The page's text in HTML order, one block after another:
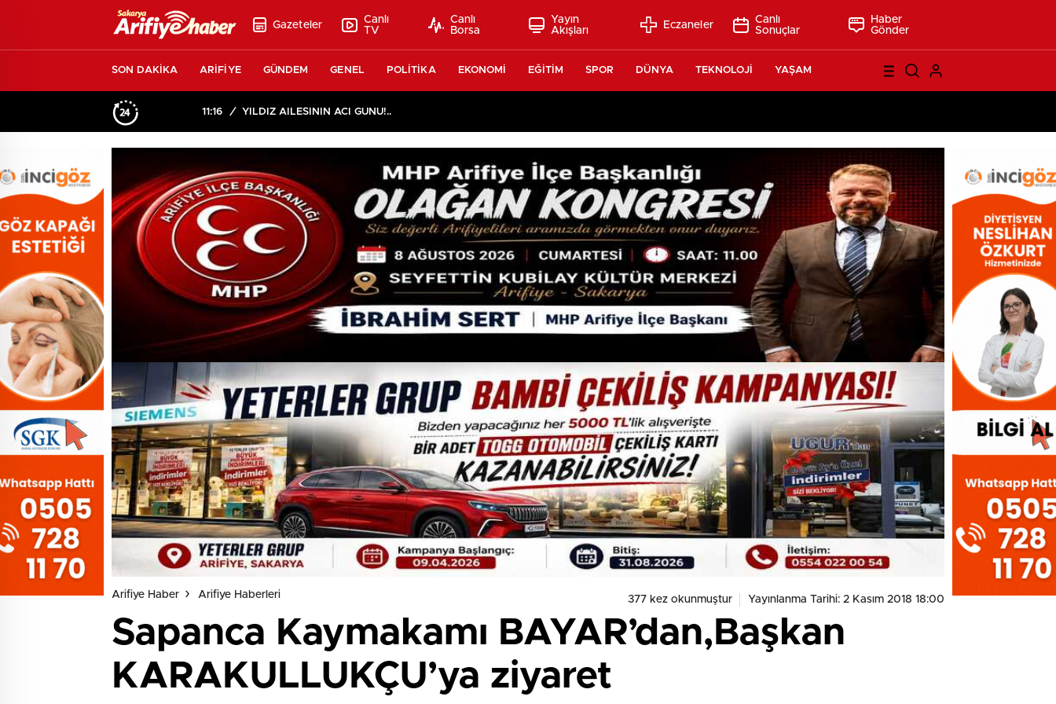
Gazeteler
Canlı
TV
Canlı
Borsa
Yayın
Akışları
Eczaneler
Canlı
Sonuçlar
Haber
Gönder
SON DAKİKA ARİFİYE GÜNDEM GENEL POLİTİKA EKONOMİ EĞİTİM SPOR DÜNYA TEKNOLOJİ YAŞAM
11:16 / YILDIZ AİLESİNİN ACI GÜNÜ!..
Arifiye Haber Arifiye Haberleri 377 kez okunmuştur Yayınlanma Tarihi: 2 Kasım 2018 18:00
Sapanca Kaymakamı BAYAR’dan,Başkan
KARAKULLUKÇU’ya ziyaret